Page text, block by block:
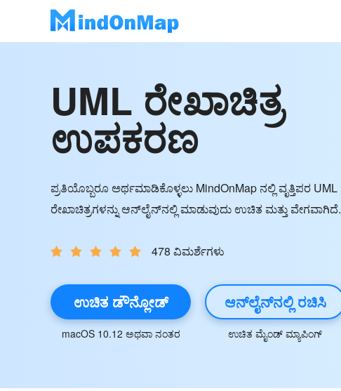
UML ರೇಖಾಚಿತ್ರ
ಉಪಕರಣ
ಪ್ರತಿಯೊಬ್ಬರೂ ಅರ್ಥಮಾಡಿಕೊಳ್ಳಲು MindOnMap ನಲ್ಲಿ ವೃತ್ತಿಪರ UML
ರೇಖಾಚಿತ್ರಗಳನ್ನು ಆನ್‌ಲೈನ್‌ನಲ್ಲಿ ಮಾಡುವುದು ಉಚಿತ ಮತ್ತು ವೇಗವಾಗಿದೆ.
478 ವಿಮರ್ಶೆಗಳು
ಉಚಿತ ಡೌನ್ಲೋಡ್
macOS 10.12 ಅಥವಾ ನಂತರ
ಆನ್‌ಲೈನ್‌ನಲ್ಲಿ ರಚಿಸಿ
ಉಚಿತ ಮೈಂಡ್ ಮ್ಯಾಪಿಂಗ್